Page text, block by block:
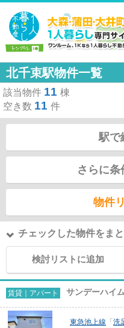
北千束駅物件一覧
該当物件 11 棟
空き数 11 件
駅で
さらに条
物件
チェックした物件をま
検討リストに追加
賃貸｜アパート サンデーハイ
東急池上線 「 洗